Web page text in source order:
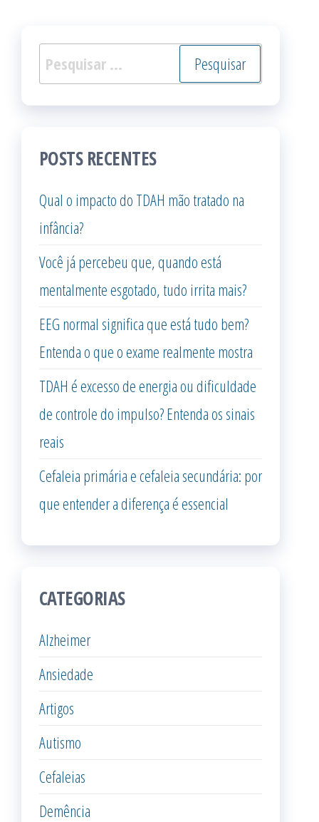
Pesquisar
por:
POSTS RECENTES
Qual o impacto do TDAH mão tratado na
infância?
Você já percebeu que, quando está
mentalmente esgotado, tudo irrita mais?
EEG normal significa que está tudo bem?
Entenda o que o exame realmente mostra
TDAH é excesso de energia ou dificuldade
de controle do impulso? Entenda os sinais
reais
Cefaleia primária e cefaleia secundária: por
que entender a diferença é essencial
CATEGORIAS
Alzheimer
Ansiedade
Artigos
Autismo
Cefaleias
Demência